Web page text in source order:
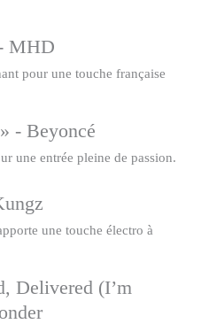
MHD
pour une touche française
- Beyoncé
une entrée pleine de passion.
une touche électro à
Delivered (I’m